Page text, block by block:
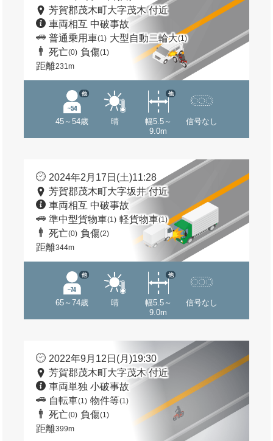
芳賀郡茂木町大字茂木 付近
車両相互 中破事故
普通乗用車(1) 大型自動二輪大(1)
死亡(0) 負傷(1)
距離231m
45～54歳
他
晴
幅5.5～
9.0m
他
信号なし
2024年2月17日(土)11:28
芳賀郡茂木町大字坂井 付近
車両相互 中破事故
準中型貨物車(1) 軽貨物車(1)
死亡(0) 負傷(2)
距離344m
65～74歳
他
晴
幅5.5～
9.0m
他
信号なし
2022年9月12日(月)19:30
芳賀郡茂木町大字茂木 付近
車両単独 小破事故
自転車(1) 物件等(1)
死亡(0) 負傷(1)
距離399m